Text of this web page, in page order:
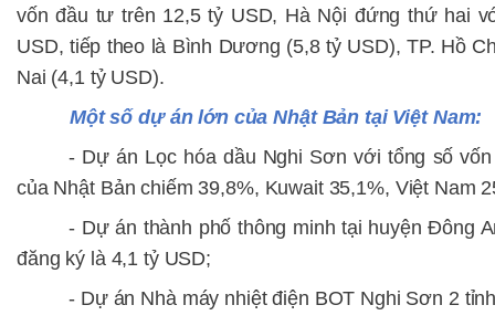
vốn đầu tư trên 12,5 tỷ USD, Hà Nội đứng thứ hai
USD, tiếp theo là Bình Dương (5,8 tỷ USD), TP. Hồ
Nai (4,1 tỷ USD).
Một số dự án lớn của Nhật Bản tại Việt Nam:
- Dự án Lọc hóa dầu Nghi Sơn với tổng số
của Nhật Bản chiếm 39,8%, Kuwait 35,1%, Việt Nam
- Dự án thành phố thông minh tại huyện Đông
đăng ký là 4,1 tỷ USD;
- Dự án Nhà máy nhiệt điện BOT Nghi Sơn 2